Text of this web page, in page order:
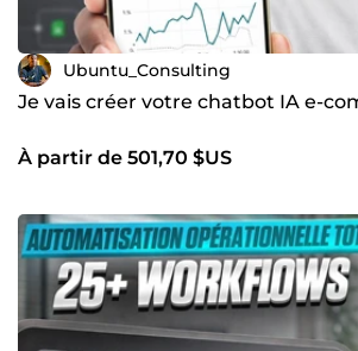
Ubuntu_Consulting
Je vais créer votre chatbot IA e-
À partir de 501,70 $US